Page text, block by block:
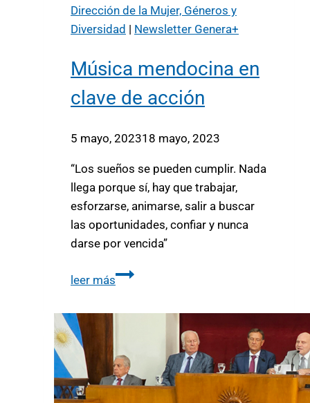
Dirección de la Mujer, Géneros y
Diversidad | Newsletter Genera+
Música mendocina en
clave de acción
5 mayo, 202318 mayo, 2023
“Los sueños se pueden cumplir. Nada
llega porque sí, hay que trabajar,
esforzarse, animarse, salir a buscar
las oportunidades, confiar y nunca
darse por vencida”
leer más